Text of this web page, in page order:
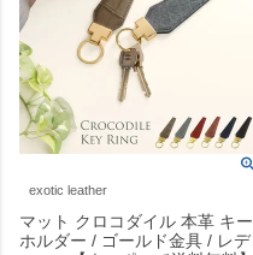
exotic leather
マット クロコダイル 本革 キー
ホルダー / ゴールド金具 / レデ